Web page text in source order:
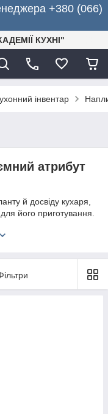
+380 (066)
КУХНІ"
інвентар
атрибут
й досвіду кухаря,
його приготування.
«